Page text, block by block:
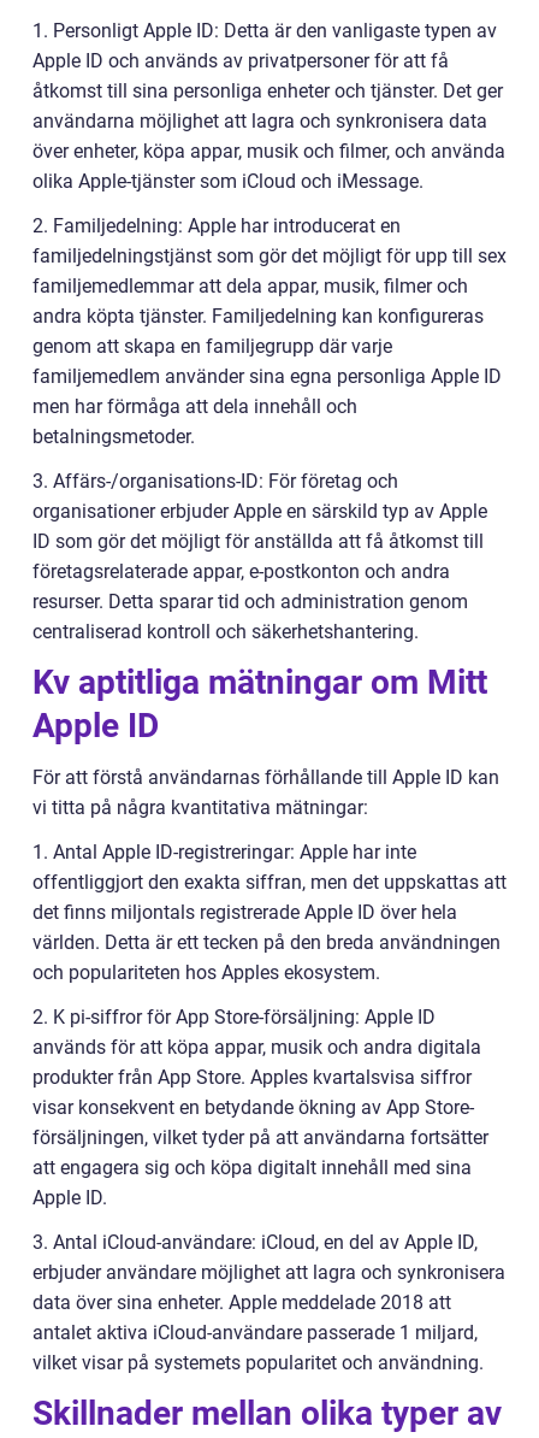
1. Personligt Apple ID: Detta är den vanligaste typen av
Apple ID och används av privatpersoner för att få
åtkomst till sina personliga enheter och tjänster. Det ger
användarna möjlighet att lagra och synkronisera data
över enheter, köpa appar, musik och filmer, och använda
olika Apple-tjänster som iCloud och iMessage.
2. Familjedelning: Apple har introducerat en
familjedelningstjänst som gör det möjligt för upp till sex
familjemedlemmar att dela appar, musik, filmer och
andra köpta tjänster. Familjedelning kan konfigureras
genom att skapa en familjegrupp där varje
familjemedlem använder sina egna personliga Apple ID
men har förmåga att dela innehåll och
betalningsmetoder.
3. Affärs-/organisations-ID: För företag och
organisationer erbjuder Apple en särskild typ av Apple
ID som gör det möjligt för anställda att få åtkomst till
företagsrelaterade appar, e-postkonton och andra
resurser. Detta sparar tid och administration genom
centraliserad kontroll och säkerhetshantering.
Kv aptitliga mätningar om Mitt
Apple ID
För att förstå användarnas förhållande till Apple ID kan
vi titta på några kvantitativa mätningar:
1. Antal Apple ID-registreringar: Apple har inte
offentliggjort den exakta siffran, men det uppskattas att
det finns miljontals registrerade Apple ID över hela
världen. Detta är ett tecken på den breda användningen
och populariteten hos Apples ekosystem.
2. K pi-siffror för App Store-försäljning: Apple ID
används för att köpa appar, musik och andra digitala
produkter från App Store. Apples kvartalsvisa siffror
visar konsekvent en betydande ökning av App Store-
försäljningen, vilket tyder på att användarna fortsätter
att engagera sig och köpa digitalt innehåll med sina
Apple ID.
3. Antal iCloud-användare: iCloud, en del av Apple ID,
erbjuder användare möjlighet att lagra och synkronisera
data över sina enheter. Apple meddelade 2018 att
antalet aktiva iCloud-användare passerade 1 miljard,
vilket visar på systemets popularitet och användning.
Skillnader mellan olika typer av